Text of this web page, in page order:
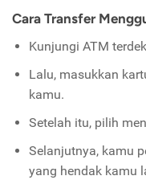
Cara Transfer
Kunjungi ATM
Lalu, masukkan
kamu.
Setelah itu, pilih
Selanjutnya, kamu
yang hendak kamu